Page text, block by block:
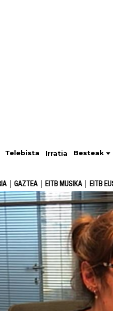
Telebista Irratia Besteak
GAZTEA EITB MUSIKA EITB